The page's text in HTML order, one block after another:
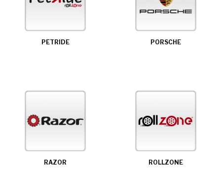
PETRIDE PORSCHE
RAZOR ROLLZONE